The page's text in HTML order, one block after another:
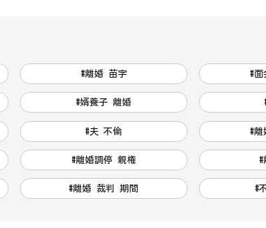
#離婚 苗字 #面
#婿養子 離婚
#夫 不倫 #離
#離婚調停 親権 #
#離婚 裁判 期間 #